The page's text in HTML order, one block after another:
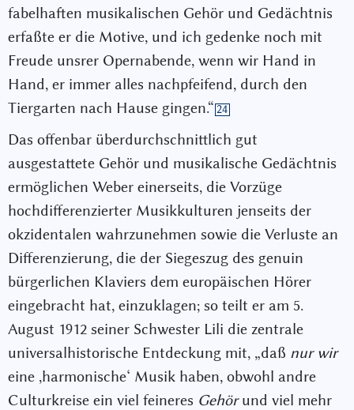
fabelhaften musikalischen Gehör und Gedächtnis
erfaßte er die Motive, und ich gedenke noch mit
Freude unsrer Opernabende, wenn wir Hand in
Hand, er immer alles nachpfeifend, durch den
Tiergarten nach Hause gingen.“ 24
Das offenbar überdurchschnittlich gut
ausgestattete Gehör und musikalische Gedächtnis
ermöglichen Weber einerseits, die Vorzüge
hochdifferenzierter Musikkulturen jenseits der
okzidentalen wahrzunehmen sowie die Verluste an
Differenzierung, die der Siegeszug des genuin
bürgerlichen Klaviers dem europäischen Hörer
eingebracht hat, einzuklagen; so teilt er am 5.
August 1912 seiner Schwester Lili die zentrale
universalhistorische Entdeckung mit, „daß nur wir
eine ,harmonische‘ Musik haben, obwohl andre
Culturkreise ein viel feineres Gehörund viel mehr